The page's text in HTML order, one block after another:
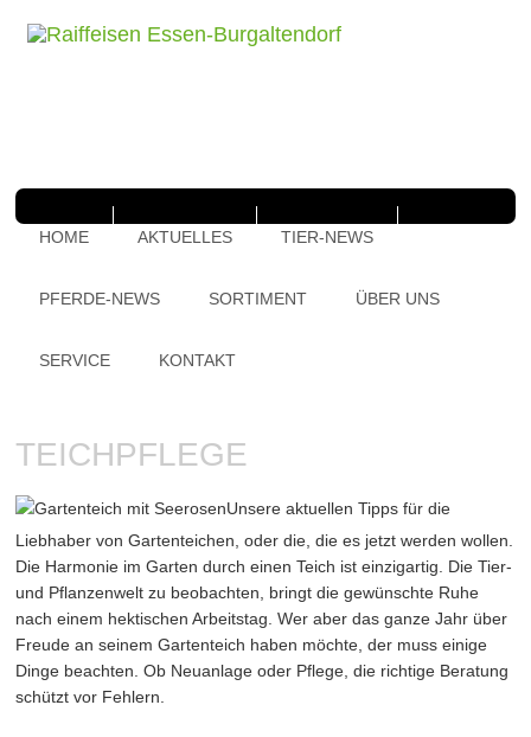
HOME AKTUELLES TIER-NEWS
PFERDE-NEWS SORTIMENT ÜBER UNS
SERVICE KONTAKT
TEICHPFLEGE
Unsere aktuellen Tipps für die
Liebhaber von Gartenteichen, oder die, die es jetzt werden wollen.
Die Harmonie im Garten durch einen Teich ist einzigartig. Die Tier-
und Pflanzenwelt zu beobachten, bringt die gewünschte Ruhe
nach einem hektischen Arbeitstag. Wer aber das ganze Jahr über
Freude an seinem Gartenteich haben möchte, der muss einige
Dinge beachten. Ob Neuanlage oder Pflege, die richtige Beratung
schützt vor Fehlern.